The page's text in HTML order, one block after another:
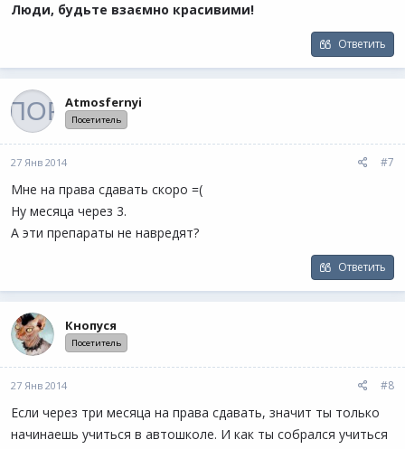
Люди, будьте взаємно красивими!
Ответить
Atmosfernyi
Посетитель
27 Янв 2014 #7
Мне на права сдавать скоро =(
Ну месяца через 3.
А эти препараты не навредят?
Ответить
Кнопуся
Посетитель
27 Янв 2014 #8
Если через три месяца на права сдавать, значит ты только
начинаешь учиться в автошколе. И как ты собрался учиться